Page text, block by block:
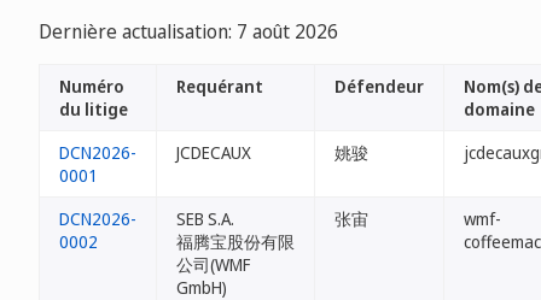
Dernière actualisation: 7 août 2026
Numéro
du litige
Requérant Défendeur
Nom(s)
domaine
DCN2026-
0001
JCDECAUX 姚骏
DCN2026-
0002
SEB S.A.
福腾宝股份有限
公司(WMF
GmbH)
张宙
wmf-